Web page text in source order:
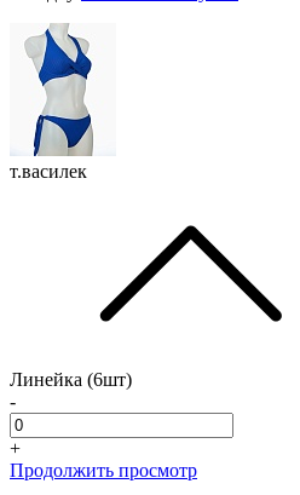
т.василек
Линейка (6шт)
-
+
Продолжить просмотр